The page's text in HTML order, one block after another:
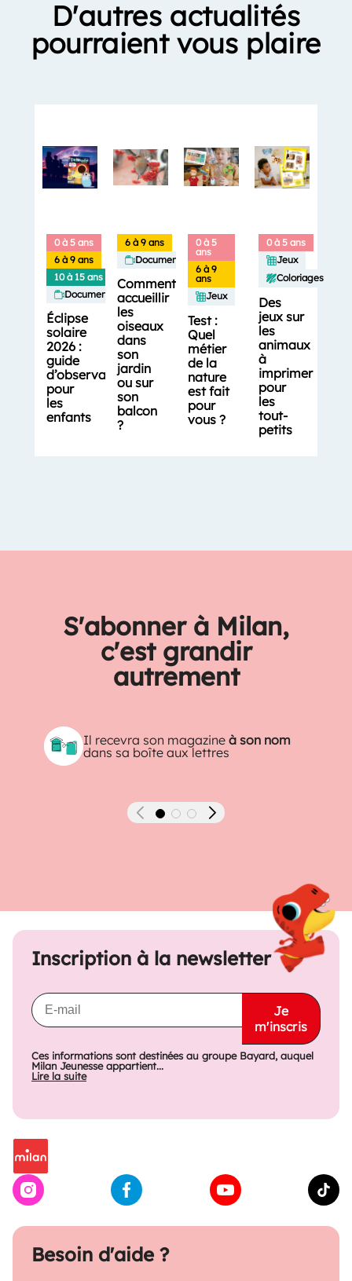
D'autres actualités
pourraient vous plaire
0 à 5 ans
6 à 9 ans
10 à 15 ans
Documentaires
Éclipse
solaire
2026 :
guide
d’observation
pour
les
enfants
6 à 9 ans
Documentaires
Comment
accueillir
les
oiseaux
dans
son
jardin
ou sur
son
balcon
?
0 à 5
ans
6 à 9
ans
Jeux
Test :
Quel
métier
de la
nature
est fait
pour
vous ?
0 à 5 ans
Jeux
Coloriages
Des
jeux sur
les
animaux
à
imprimer
pour
les
tout-
petits
S'abonner à Milan,
c'est grandir
autrement
Il recevra son magazineà son nom
dans sa boîte aux lettres
Précédent Suivant
Besoin d'aide ?
Inscription à la newsletter
Je
m'inscris
Ces informations sont destinées au groupe Bayard, auquel
Milan Jeunesse appartient...
Lire la suite